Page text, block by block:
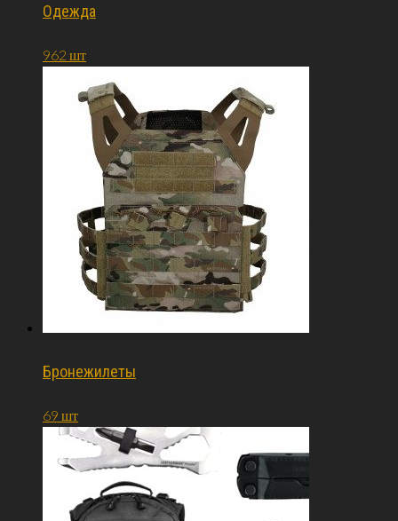
Одежда
962 шт
Бронежилеты
69 шт